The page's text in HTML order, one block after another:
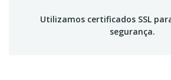
Utilizamos certificados SSL
segurança.